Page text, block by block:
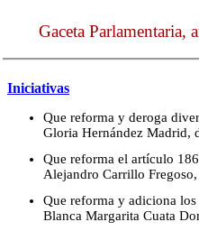
Gaceta
Iniciativas
Que reforma y deroga
Gloria Hernández Madrid,
Que reforma el artículo
Alejandro Carrillo
Que reforma y adiciona
Blanca Margarita Cuata